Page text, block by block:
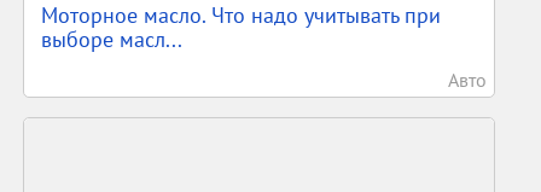
Моторное масло. Что надо учитывать при
выборе масл...
Авто